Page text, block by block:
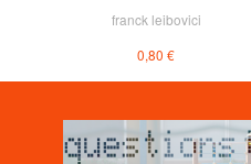
franck leibovici
0,80 €